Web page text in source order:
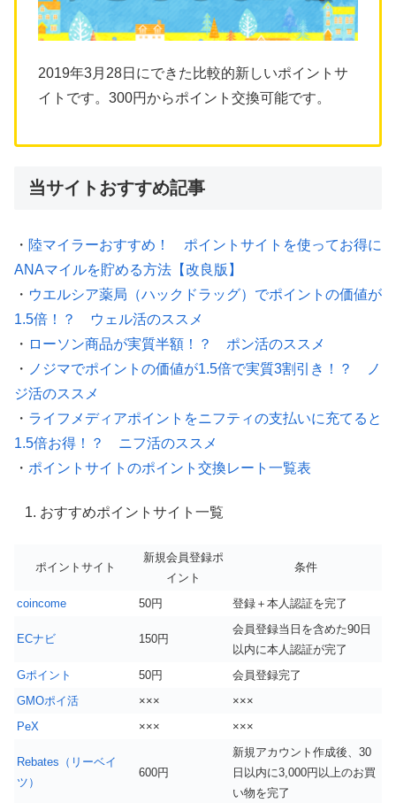
2019年3月28日にできた比較的新しいポイントサ
イトです。300円からポイント交換可能です。
当サイトおすすめ記事
・ 陸マイラーおすすめ！ ポイントサイトを使ってお得に
ANAマイルを貯める方法【改良版】
・ ウエルシア薬局（ハックドラッグ）でポイントの価値が
1.5倍！？ ウェル活のススメ
・ ローソン商品が実質半額！？ ポン活のススメ
・ ノジマでポイントの価値が1.5倍で実質3割引き！？ ノ
ジ活のススメ
・ ライフメディアポイントをニフティの支払いに充てると
1.5倍お得！？ ニフ活のススメ
・ ポイントサイトのポイント交換レート一覧表
おすすめポイントサイト一覧
ポイントサイト
新規会員登録ポ
イント
条件
coincome 50円 登録＋本人認証を完了
ECナビ 150円
会員登録当日を含めた90日
以内に本人認証が完了
Gポイント
50円
会員登録完了
GMOポイ活
×××
×××
PeX
××× ×××
Rebates（リーベイ
ツ）
600円
新規アカウント作成後、30
日以内に3,000円以上のお買
い物を完了